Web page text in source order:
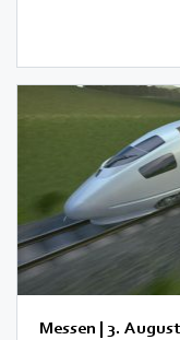
Messen 3.